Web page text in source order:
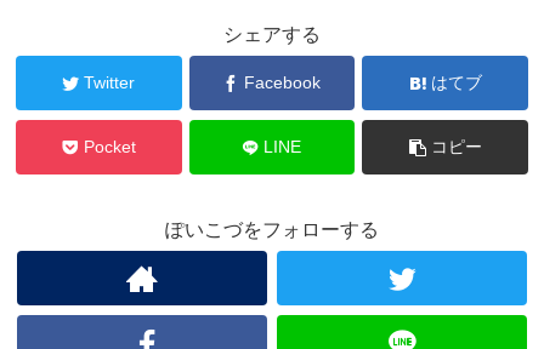
シェアする
Twitter Facebook はてブ
Pocket LINE コピー
ぽいこづをフォローする